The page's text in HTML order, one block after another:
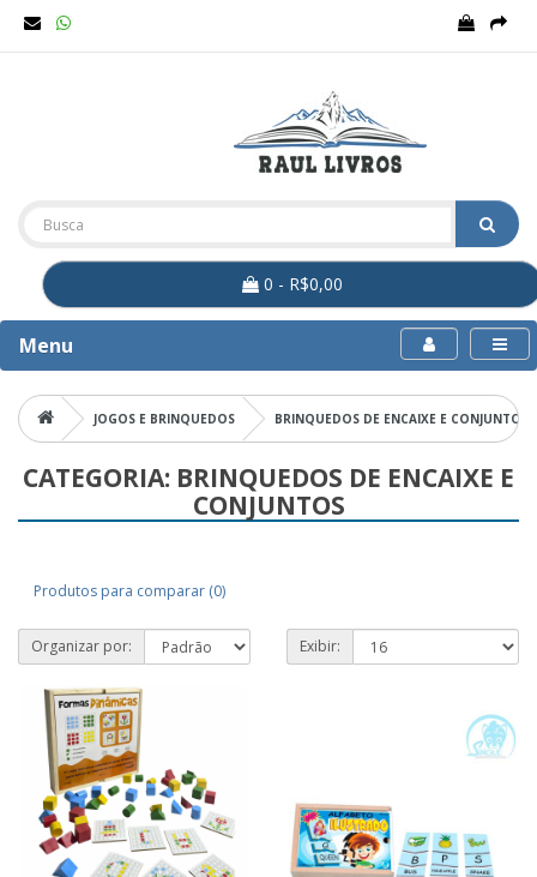
0 - R$0,00
Menu
JOGOS E BRINQUEDOS BRINQUEDOS DE ENCAIXE E CONJUNTOS
CATEGORIA: BRINQUEDOS DE ENCAIXE E
CONJUNTOS
Produtos para comparar (0)
Organizar por: Exibir: